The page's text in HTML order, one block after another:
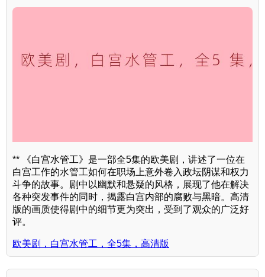
** 《白宫水管工》是一部全5集的欧美剧，讲述了一位在
白宫工作的水管工如何在职场上意外卷入政坛阴谋和权力
斗争的故事。剧中以幽默和悬疑的风格，展现了他在解决
各种突发事件的同时，揭露白宫内部的腐败与黑暗。高清
版的画质使得剧中的细节更为突出，受到了观众的广泛好
评。
欧美剧，白宫水管工，全5集，高清版